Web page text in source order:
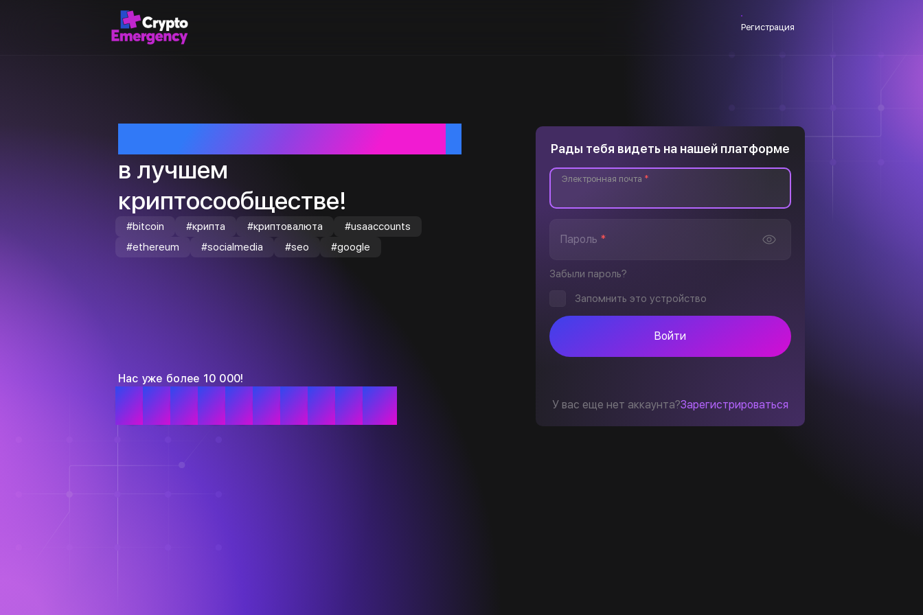
Регистрация
в лучшем
криптосообществе!
#bitcoin #крипта #криптовалюта
#usaaccounts
#ethereum
#socialmedia #seo #google
Нас уже более 10 000!
Рады тебя видеть на нашей платформе
Электронная почта *
Пароль *
Забыли пароль?
Запомнить это устройство
Войти
У вас еще нет аккаунта?Зарегистрироваться